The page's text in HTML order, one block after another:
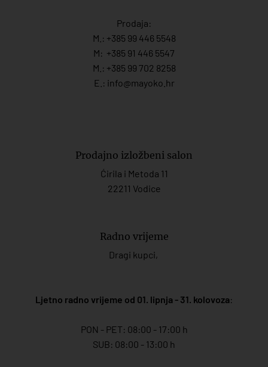
Prodaja:
M.: +385 99 446 5548
M: +385 91 446 5547
M.: +385 99 702 8258
E.: info@mayoko. hr
Prodajno izložbeni salon
Ćirila i Metoda 11
22211 Vodice
Radno vrijeme
Dragi kupci,
Ljetno radno vrijeme od 01. lipnja - 31. kolovoza:
PON - PET: 08:00 - 17:00 h
SUB: 08:00 - 13:00 h